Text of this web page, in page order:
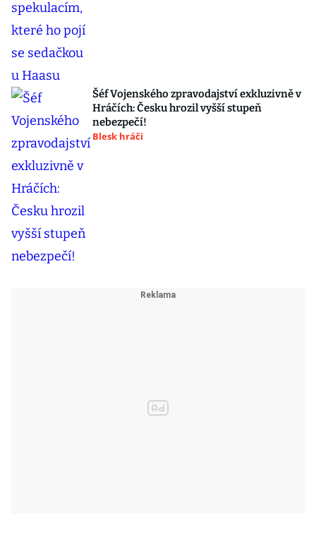
Šéf Vojenského zpravodajství exkluzivně v
Hráčích: Česku hrozil vyšší stupeň
nebezpečí!
Blesk hráči